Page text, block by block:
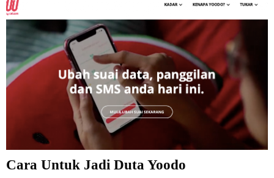
Cara Untuk Jadi Duta Yoodo